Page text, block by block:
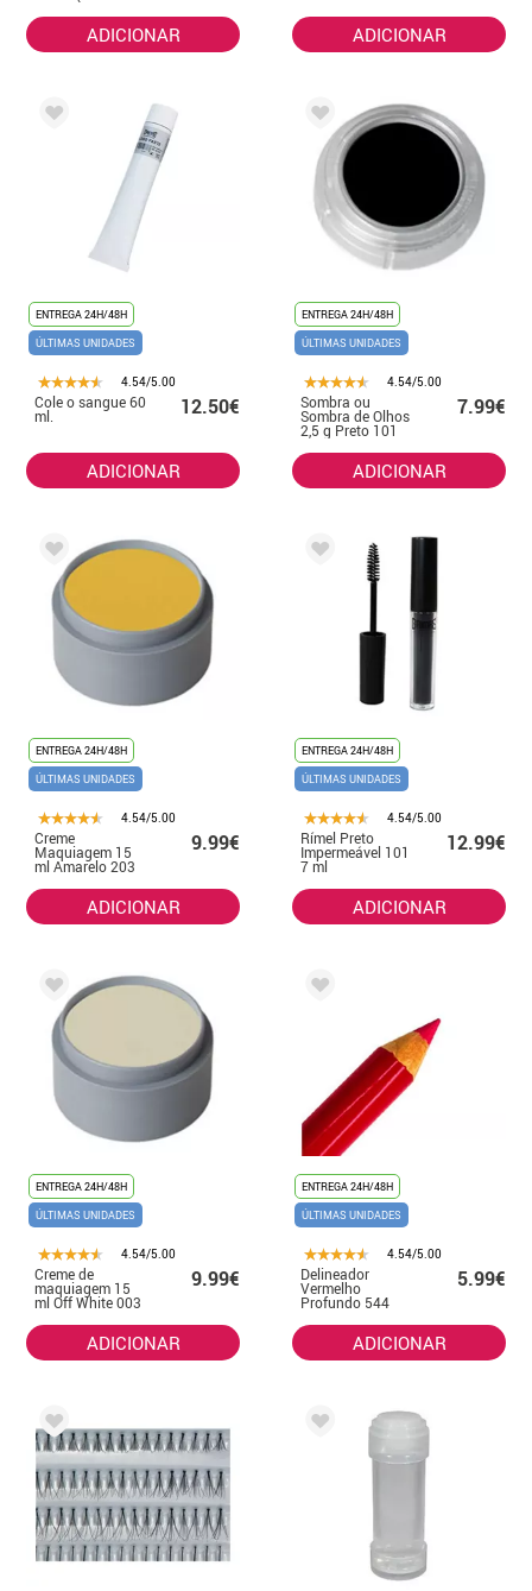
Lábios) 11 cm
ADICIONAR ADICIONAR
ENTREGA 24H/48H
ÚLTIMAS UNIDADES
4.54/5.00
Cole o sangue 60
ml. 12.50€
ADICIONAR
ENTREGA 24H/48H
ÚLTIMAS UNIDADES
4.54/5.00
Sombra ou
Sombra de Olhos
2,5 g Preto 101
7.99€
ADICIONAR
ENTREGA 24H/48H
ÚLTIMAS UNIDADES
4.54/5.00
Creme
Maquiagem 15
ml Amarelo 203
9.99€
ADICIONAR
ENTREGA 24H/48H
ÚLTIMAS UNIDADES
4.54/5.00
Rímel Preto
Impermeável 101
7 ml
12.99€
ADICIONAR
ENTREGA 24H/48H
ÚLTIMAS UNIDADES
4.54/5.00
Creme de
maquiagem 15
ml Off White 003
9.99€
ADICIONAR
ENTREGA 24H/48H
ÚLTIMAS UNIDADES
4.54/5.00
Delineador
Vermelho
Profundo 544
11 cm
5.99€
ADICIONAR